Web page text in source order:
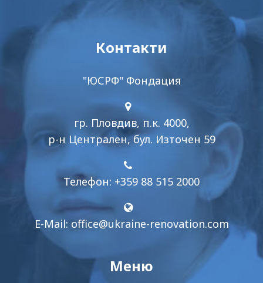
Контакти
"ЮСРФ" Фондация
гр. Пловдив, п.к. 4000,
р-н Централен, бул. Източен 59
Телефон: +359 88 515 2000
E-Mail: office@ukraine-renovation.com
Меню